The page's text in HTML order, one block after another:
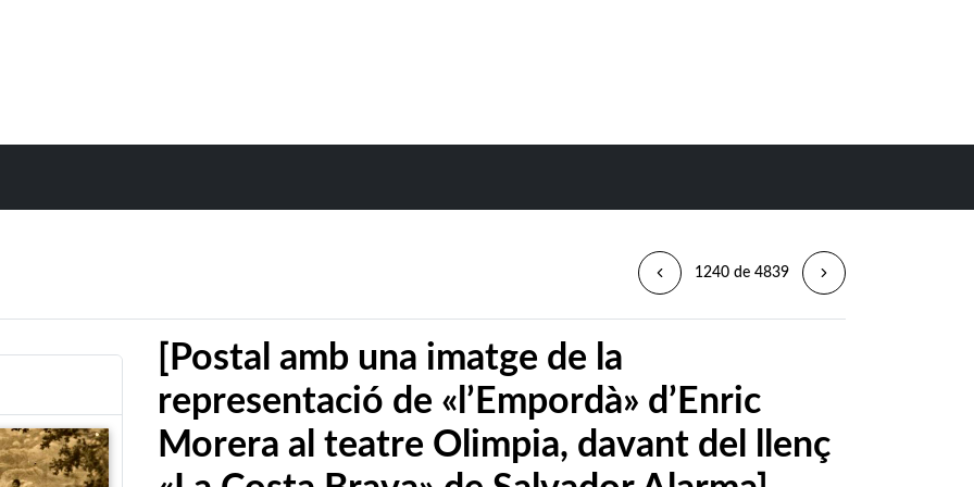
1240 de 4839
[Postal amb una imatge de la
representació de «l’Empordà» d’Enric
Morera al teatre Olimpia, davant del llenç